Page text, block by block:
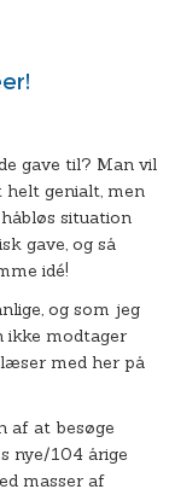
gave til? Man vil
helt genialt, men
situation
gave, og så
idé!
og som jeg
ikke modtager
med her på
af at besøge
nye/104 årige
masser af